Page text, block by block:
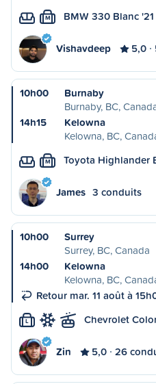
M BMW 330 Blanc '21
Vishavdeep 5,0
10h00
Burnaby
Burnaby, BC,
14h15
Kelowna
Kelowna, BC,
M Toyota Highlander
James 3 conduits
10h00
Surrey
Surrey, BC, Canada
14h00
Kelowna
Kelowna, BC,
Retour mar. 11 août à
L Chevrolet
Zin 5,0 26